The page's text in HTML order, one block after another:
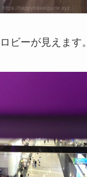
ビーが見えます。